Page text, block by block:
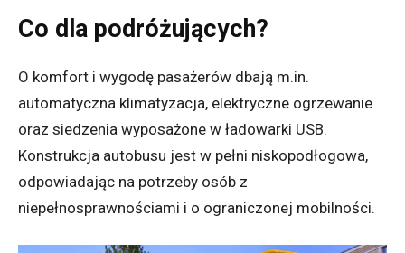
Co dla podróżujących?
O komfort i wygodę pasażerów dbają m.in.
automatyczna klimatyzacja, elektryczne ogrzewanie
oraz siedzenia wyposażone w ładowarki USB.
Konstrukcja autobusu jest w pełni niskopodłogowa,
odpowiadając na potrzeby osób z
niepełnosprawnościami i o ograniczonej mobilności.